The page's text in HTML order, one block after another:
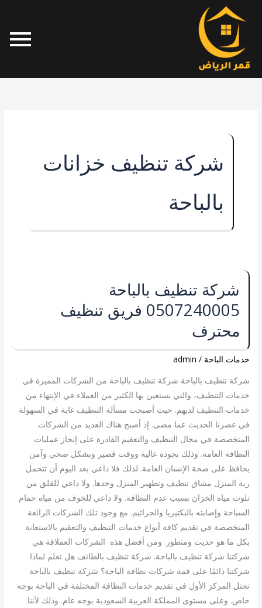
المحتوى
شركة تنظيف خزانات
بالباحة
شركة تنظيف بالباحة
0507240005 فريق تنظيف
محترف
خدمات الباحة /
admin
شركة تنظيف بالباحة شركة تنظيف بالباحة من الشركات المميزة في
خدمات التنظيف، والتي يستعين بها الكثير من العملاء في الإنتهاء من
خدمات التنظيف لديهم. حيث أصبحت مسألة التنظيف غاية في السهولة
في عصرنا الحديث عما مضى. إذ أصبح هناك العديد من الشركات
المتخصصة في مجال التنظيف والتعقيم القادرة على إنجاز عمليات
النظافة العامة. وذلك بجودة عالية ووقت قصير وبشكل صحي وآمن
يحافظ على صحة الإنسان العامة. لذلك فلا داعي بعد اليوم أن تتحمل
ربة المنزل مشاق تنظيف وتطهير المنزل وحدها. ولا داعي للقلق من
تلوث مياه الخزان بسبب عدم النظافة. ولا داعي للخوف من مياه حمام
السباحة وإصابته بالبكتيريا والجراثيم. مع وجود تلك الشركات الرائعة
المتخصصة في تقديم كافة أنواع خدمات التنظيف والتعقيم بالاستعانة
بكل ما هو حديث ومتطور. ومن أفضل هذه الشركات العملاقة هي
شركتنا شركة تنظيف بالباحة. شركة تنظيف بالطائف هل تعلم لماذا
شركتنا دائمًا على قمة شركات نظافة الباحة؟ شركة تنظيف بالباحة
تحتل المركز الأول في تقديم خدمات النظافة المختلفة في الباحة بوجه
خاص. وعلى مستوى المملكة العربية السعودية بوجه عام. وذلك لأننا
شركة
تنظيف
بالباحة
فريق
تنظيف
محترف